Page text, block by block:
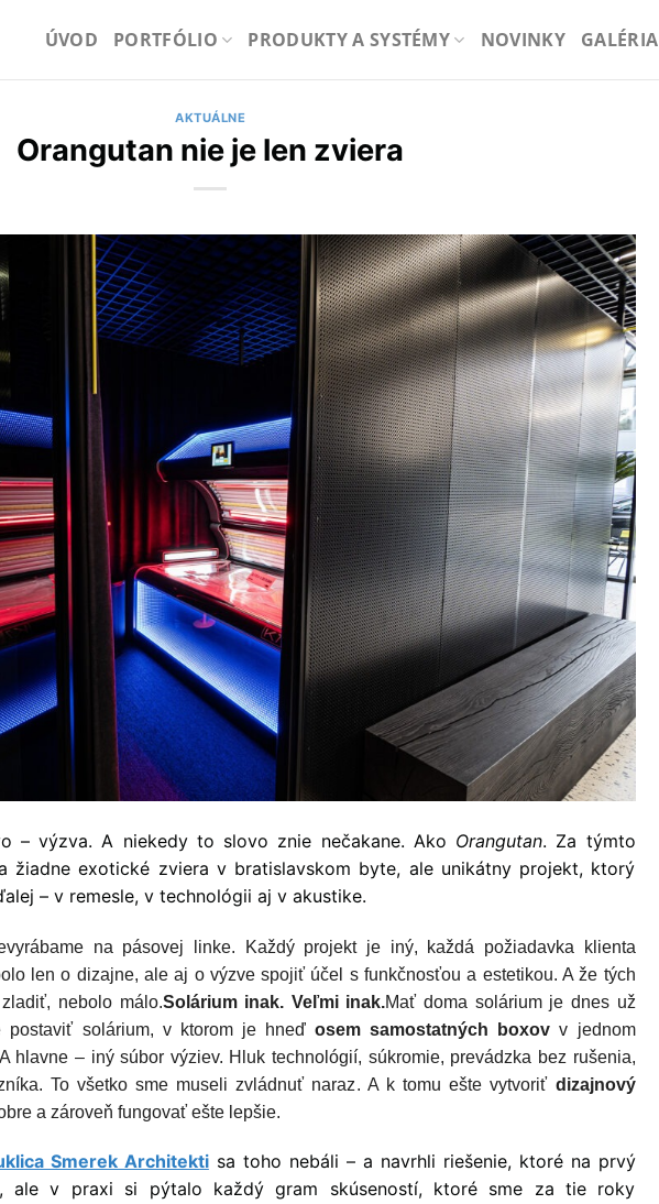
ÚVOD PORTFÓLIO PRODUKTY A SYSTÉMY NOVINKY GALÉRIA
AKTUÁLNE
Orangutan nie je len zviera
– výzva. A niekedy to slovo znie nečakane. Ako Orangutan. Za týmto
žiadne exotické zviera v bratislavskom byte, ale unikátny projekt, ktorý
– v remesle, v technológii aj v akustike.
na pásovej linke. Každý projekt je iný, každá požiadavka klienta
len o dizajne, ale aj o výzve spojiť účel s funkčnosťou a estetikou. A že tých
nebolo málo.Solárium inak. Veľmi inak.Mať doma solárium je dnes už
postaviť solárium, v ktorom je hneďosem samostatných boxov v jednom
hlavne – iný súbor výziev. Hluk technológií, súkromie, prevádzka bez rušenia,
To všetko sme museli zvládnuť naraz. A k tomu ešte vytvoriť dizajnový
a zároveň fungovať ešte lepšie.
Smerek Architektisa toho nebáli – a navrhli riešenie, ktoré na prvý
ale v praxi si pýtalo každý gram skúseností, ktoré sme za tie roky